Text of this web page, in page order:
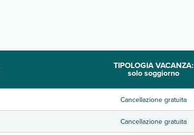
TIPOLOGIA VACANZA:
solo soggiorno
Cancellazione gratuita
Cancellazione gratuita